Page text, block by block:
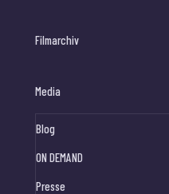
Filmarchiv
Media
Blog
ON DEMAND
Presse